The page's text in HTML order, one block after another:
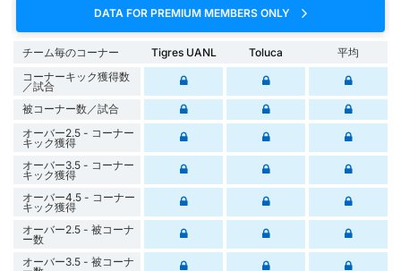
DATA FOR PREMIUM MEMBERS ONLY
チーム毎のコーナー Tigres UANL Toluca
平均
コーナーキック獲得数
／試合
被コーナー数／試合
オーバー2.5 - コーナー
キック獲得
オーバー3.5 - コーナー
キック獲得
オーバー4.5 - コーナー
キック獲得
オーバー2.5 - 被コーナ
ー数
オーバー3.5 - 被コーナ